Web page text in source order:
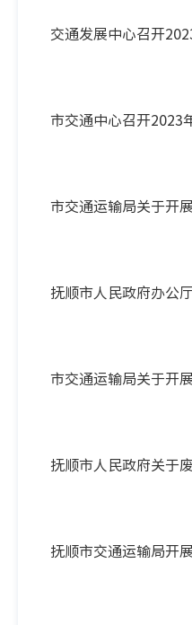
交通发展中心召开
市交通中心召开2023
市交通运输局关于开
抚顺市人民政府办公
市交通运输局关于开
抚顺市人民政府关于
抚顺市交通运输局开